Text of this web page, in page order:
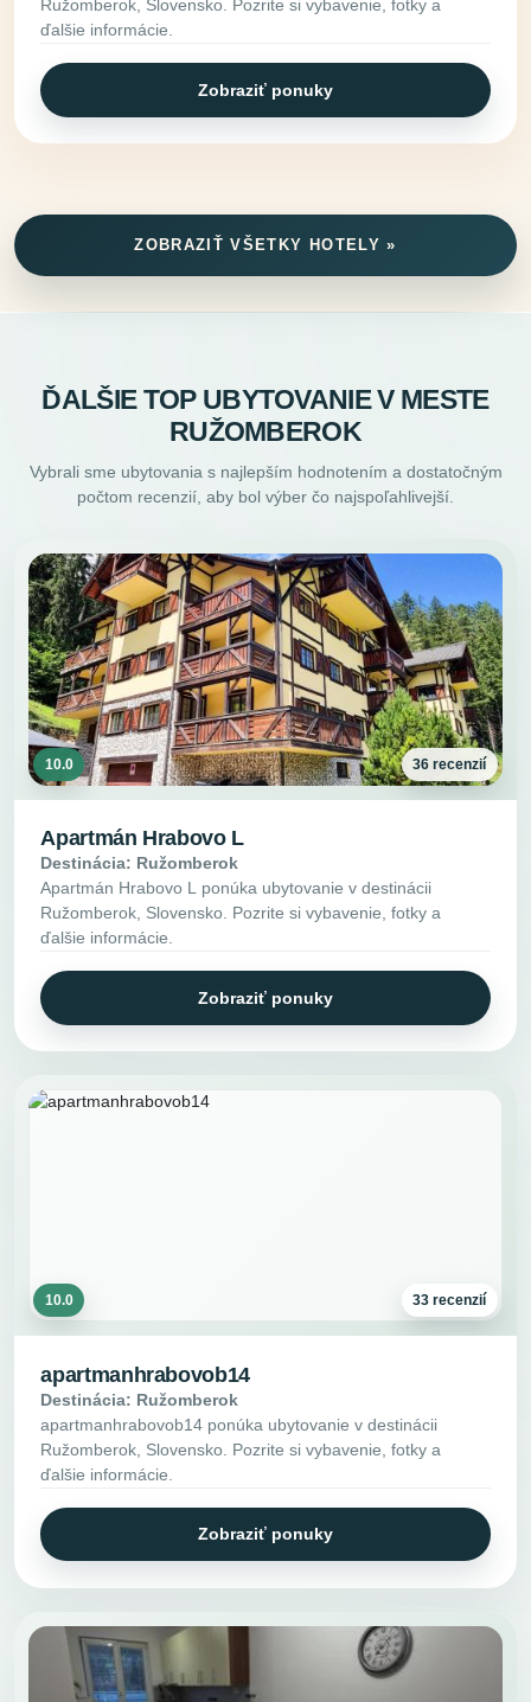
Ružomberok, Slovensko. Pozrite si vybavenie, fotky a
ďalšie informácie.
Zobraziť ponuky
ZOBRAZIŤ VŠETKY HOTELY »
ĎALŠIE TOP UBYTOVANIE V MESTE
RUŽOMBEROK
Vybrali sme ubytovania s najlepším hodnotením a dostatočným
počtom recenzií, aby bol výber čo najspoľahlivejší.
10.0 36 recenzií
Apartmán Hrabovo L
Destinácia: Ružomberok
Apartmán Hrabovo L ponúka ubytovanie v destinácii
Ružomberok, Slovensko. Pozrite si vybavenie, fotky a
ďalšie informácie.
Zobraziť ponuky
10.0 33 recenzií
apartmanhrabovob14
Destinácia: Ružomberok
apartmanhrabovob14 ponúka ubytovanie v destinácii
Ružomberok, Slovensko. Pozrite si vybavenie, fotky a
ďalšie informácie.
Zobraziť ponuky